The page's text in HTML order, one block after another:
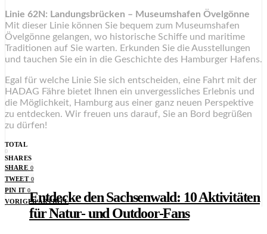
Entdecke den Sachsenwald: 10 Aktivitäten
für Natur- und Outdoor-Fans
Linie 62N: Landungsbrücken – Museumshafen Övelgönne
Mit dieser Linie können Sie bequem zum Museumshafen
Övelgönne gelangen, wo historische Schiffe und maritime
Traditionen auf Sie warten. Erkunden Sie die Ausstellungen
und tauchen Sie ein in die Geschichte des Hamburger Hafens.
Egal für welche Linie Sie sich entscheiden, eine Fahrt mit der
HADAG Fähre bietet Ihnen ein unvergessliches Erlebnis und
die Möglichkeit, Hamburg aus einer ganz neuen Perspektive
zu entdecken. Wir freuen uns darauf, Sie an Bord begrüßen
zu dürfen!
TOTAL
0
SHARES
SHARE 0
TWEET 0
PIN IT 0
VORIGER ARTIKEL